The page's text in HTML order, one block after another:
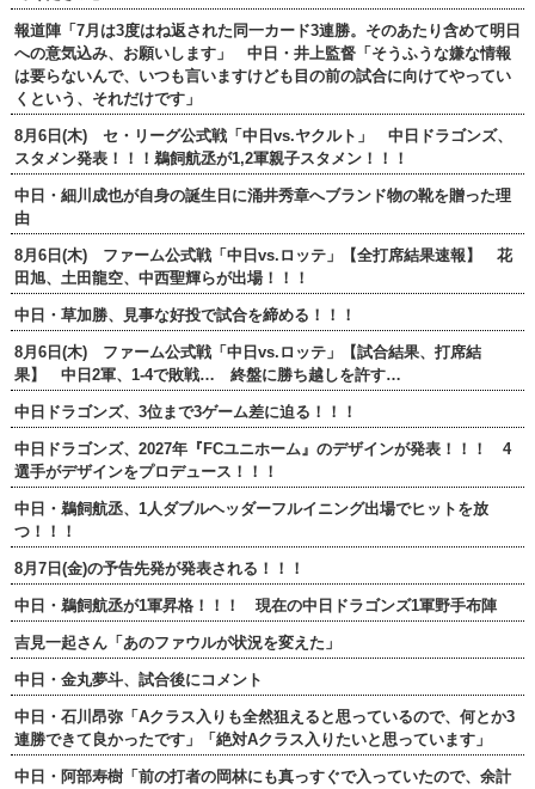
報道陣「7月は3度はね返された同一カード3連勝。そのあたり含めて明日
への意気込み、お願いします」 中日・井上監督「そうふうな嫌な情報
は要らないんで、いつも言いますけども目の前の試合に向けてやってい
くという、それだけです」
8月6日(木) セ・リーグ公式戦「中日vs.ヤクルト」 中日ドラゴンズ、
スタメン発表！！！鵜飼航丞が1,2軍親子スタメン！！！
中日・細川成也が自身の誕生日に涌井秀章へブランド物の靴を贈った理
由
8月6日(木) ファーム公式戦「中日vs.ロッテ」【全打席結果速報】 花
田旭、土田龍空、中西聖輝らが出場！！！
中日・草加勝、見事な好投で試合を締める！！！
8月6日(木) ファーム公式戦「中日vs.ロッテ」【試合結果、打席結
果】 中日2軍、1-4で敗戦… 終盤に勝ち越しを許す…
中日ドラゴンズ、3位まで3ゲーム差に迫る！！！
中日ドラゴンズ、2027年『FCユニホーム』のデザインが発表！！！ 4
選手がデザインをプロデュース！！！
中日・鵜飼航丞、1人ダブルヘッダーフルイニング出場でヒットを放
つ！！！
8月7日(金)の予告先発が発表される！！！
中日・鵜飼航丞が1軍昇格！！！ 現在の中日ドラゴンズ1軍野手布陣
吉見一起さん「あのファウルが状況を変えた」
中日・金丸夢斗、試合後にコメント
中日・石川昂弥「Aクラス入りも全然狙えると思っているので、何とか3
連勝できて良かったです」「絶対Aクラス入りたいと思っています」
中日・阿部寿樹「前の打者の岡林にも真っすぐで入っていたので、余計